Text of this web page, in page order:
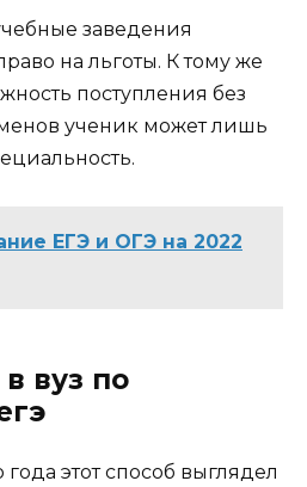
заведения
на льготы. К тому же
поступления без
ученик может лишь
ЕГЭ и ОГЭ на 2022
вуз по
этот способ выглядел